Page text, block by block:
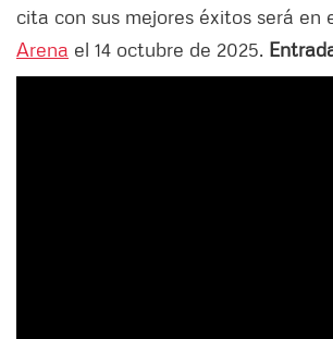
cita con sus mejores éxitos será en
Arena el 14 octubre de 2025.